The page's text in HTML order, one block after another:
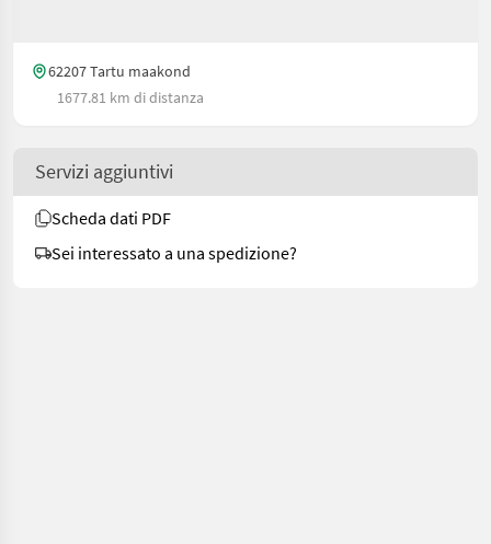
62207 Tartu maakond
1677.81 km di distanza
Servizi aggiuntivi
Scheda dati PDF
Sei interessato a una spedizione?